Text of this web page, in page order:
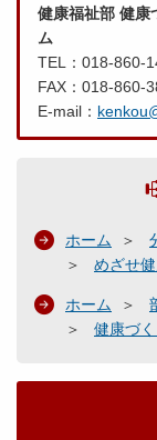
健康福祉部 健
ム
TEL：018-860-
FAX：018-860-
E-mail：
ホーム
めざせ
ホーム
健康づ